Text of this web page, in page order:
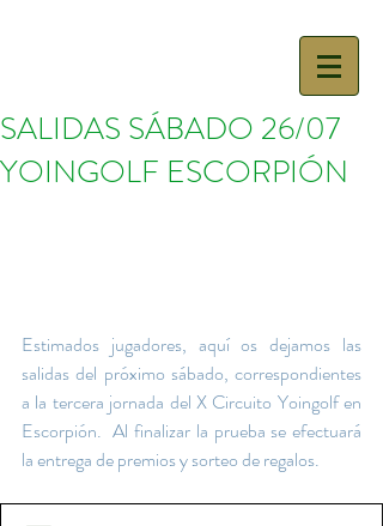
SALIDAS SÁBADO 26/07
YOINGOLF ESCORPIÓN
Estimados jugadores, aquí os dejamos las
salidas del próximo sábado, correspondientes
a la tercera jornada del X Circuito Yoingolf en
Escorpión.  Al finalizar la prueba se efectuará
la entrega de premios y sorteo de regalos.